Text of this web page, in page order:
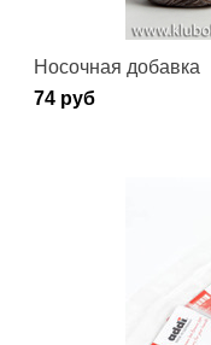
Носочная добавка
74 руб